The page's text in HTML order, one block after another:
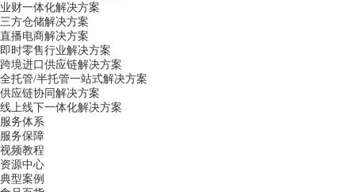
业财一体化解决方案
三方仓储解决方案
直播电商解决方案
即时零售行业解决方案
跨境进口供应链解决方案
全托管/半托管一站式解决方案
供应链协同解决方案
线上线下一体化解决方案
服务体系
服务保障
视频教程
资源中心
典型案例